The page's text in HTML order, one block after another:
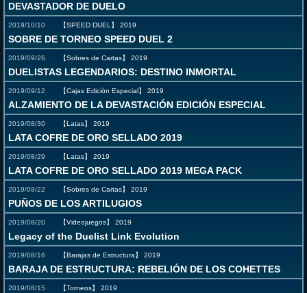
DEVASTADOR DE DUELO
2019/10/10 【SPEED DUEL】 2019
SOBRE DE TORNEO SPEED DUEL 2
2019/09/26 【Sobres de Cartas】 2019
DUELISTAS LEGENDARIOS: DESTINO INMORTAL
2019/09/12 【Cajas Edición Especial】 2019
ALZAMIENTO DE LA DEVASTACIÓN EDICIÓN ESPECIAL
2019/08/30 【Latas】 2019
LATA COFRE DE ORO SELLADO 2019
2019/08/29 【Latas】 2019
LATA COFRE DE ORO SELLADO 2019 MEGA PACK
2019/08/22 【Sobres de Cartas】 2019
PUÑOS DE LOS ARTILUGIOS
2019/08/20 【Videojuegos】 2019
Legacy of the Duelist Link Evolution
2019/08/16 【Barajas de Estructura】 2019
BARAJA DE ESTRUCTURA: REBELIÓN DE LOS COHETTES
2019/08/15 【Torneos】 2019